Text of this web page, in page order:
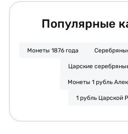
Популярные
Монеты 1876 года
Царские
Монеты 1 рубль
1 рубль Царской